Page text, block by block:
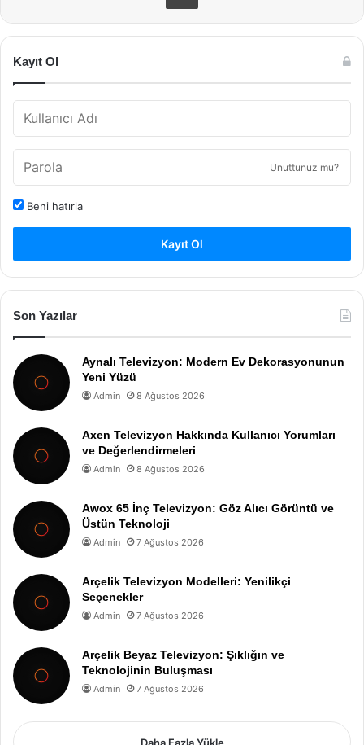
Kayıt Ol
Unuttunuz mu?
Beni hatırla
Kayıt Ol
Son Yazılar
Aynalı Televizyon: Modern Ev Dekorasyonunun
Yeni Yüzü
Admin 8 Ağustos 2026
Axen Televizyon Hakkında Kullanıcı Yorumları
ve Değerlendirmeleri
Admin 8 Ağustos 2026
Awox 65 İnç Televizyon: Göz Alıcı Görüntü ve
Üstün Teknoloji
Admin 7 Ağustos 2026
Arçelik Televizyon Modelleri: Yenilikçi
Seçenekler
Admin 7 Ağustos 2026
Arçelik Beyaz Televizyon: Şıklığın ve
Teknolojinin Buluşması
Admin 7 Ağustos 2026
Daha Fazla Yükle